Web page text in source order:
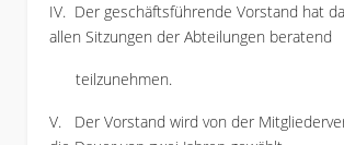
IV. Der geschäftsführende Vorstand hat
allen Sitzungen der Abteilungen beratend
teilzunehmen.
V. Der Vorstand wird von der